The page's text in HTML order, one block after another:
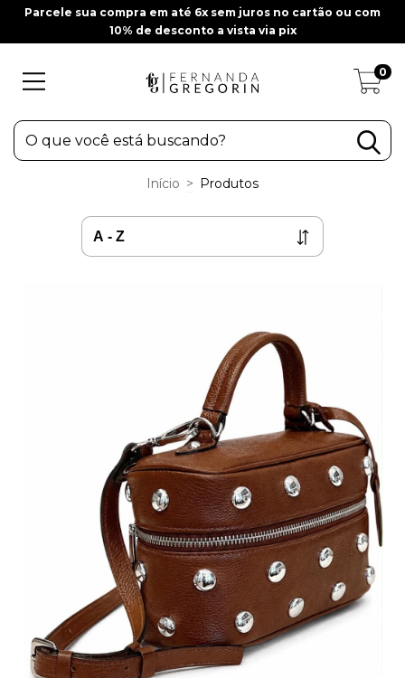
Parcele sua compra em até 6x sem juros no cartão ou com
10% de desconto a vista via pix
0
Início > Produtos